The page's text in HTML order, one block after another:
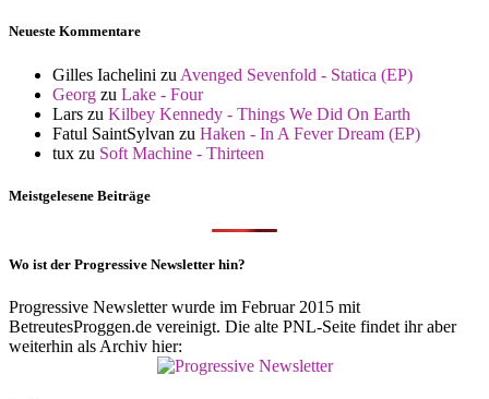
Neueste Kommentare
Gilles Iachelini zu Avenged Sevenfold - Statica (EP)
Georg zu Lake - Four
Lars zu Kilbey Kennedy - Things We Did On Earth
Fatul SaintSylvan zu Haken - In A Fever Dream (EP)
tux zu Soft Machine - Thirteen
Meistgelesene Beiträge
Wo ist der Progressive Newsletter hin?
Progressive Newsletter wurde im Februar 2015 mit
BetreutesProggen.de vereinigt. Die alte PNL-Seite findet ihr aber
weiterhin als Archiv hier: